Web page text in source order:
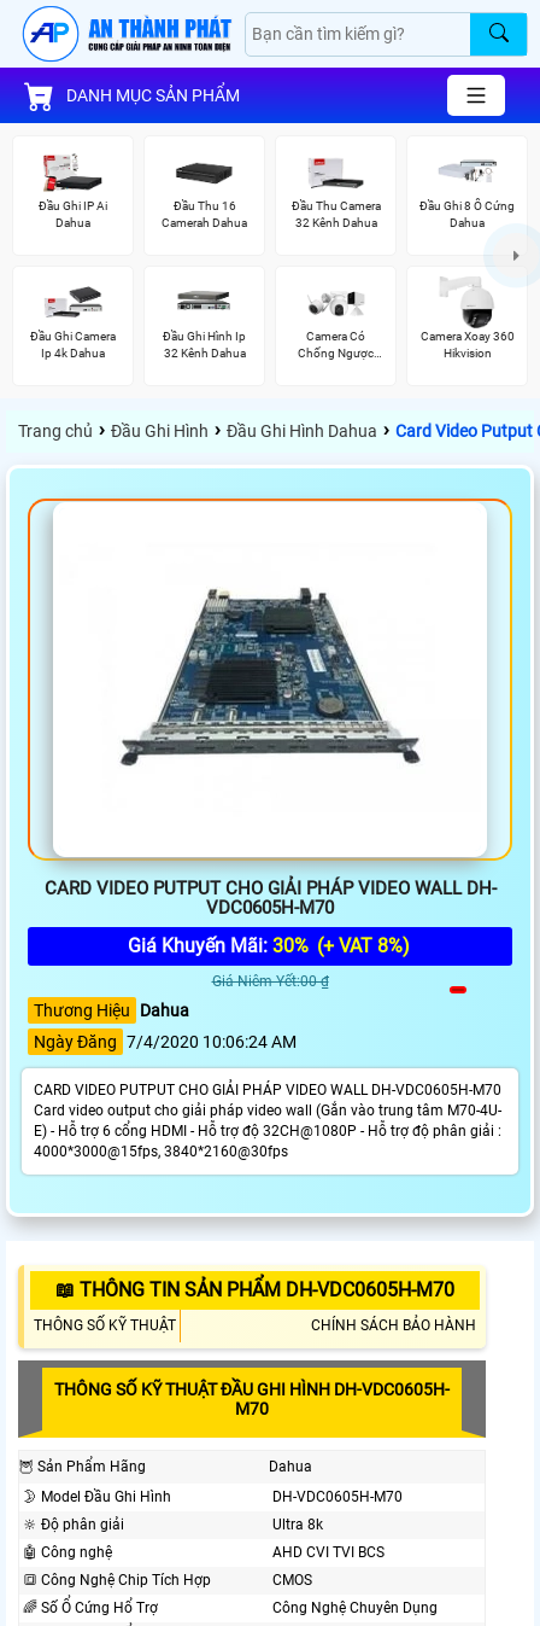
DANH MỤC SẢN PHẨM
Đầu Ghi IP Ai
Dahua
Đầu Thu 16
Camerah Dahua
Đầu Thu Camera
32 Kênh Dahua
Đầu Ghi 8 Ổ Cứng
Dahua
Đầu Ghi Camera
Ip 4k Dahua
Đầu Ghi Hình Ip
32 Kênh Dahua
Camera Có
Chống Ngược
Camera Xoay 360
Hikvision
Trang chủ › Đầu Ghi Hình › Đầu Ghi Hình Dahua › Card Video Putput
CARD VIDEO PUTPUT CHO GIẢI PHÁP VIDEO WALL DH-
VDC0605H-M70
Giá Khuyến Mãi: 30% (+ VAT 8%)
Giá Niêm Yết:00 ₫
Thương Hiệu
Dahua
Ngày Đăng 7/4/2020 10:06:24 AM
CARD VIDEO PUTPUT CHO GIẢI PHÁP VIDEO WALL DH-VDC0605H-M70
Card video output cho giải pháp video wall (Gắn vào trung tâm M70-4U-
E) - Hỗ trợ 6 cổng HDMI - Hỗ trợ độ 32CH@1080P - Hỗ trợ độ phân giải :
4000*3000@15fps, 3840*2160@30fps
📖 THÔNG TIN SẢN PHẨM DH-VDC0605H-M70
THÔNG SỐ KỸ THUẬT CHÍNH SÁCH BẢO HÀNH
THÔNG SỐ KỸ THUẬT ĐẦU GHI HÌNH DH-VDC0605H-
M70
🦉 Sản Phẩm Hãng
Dahua
🌛 Model Đầu Ghi Hình
DH-VDC0605H-M70
🔆 Độ phân giải
Ultra 8k
🤖️ Công nghệ
AHD CVI TVI BCS
🔳 Công Nghệ Chip Tích Hợp
CMOS
🌈 Số Ổ Cứng Hổ Trợ
Công Nghệ Chuyên Dụng